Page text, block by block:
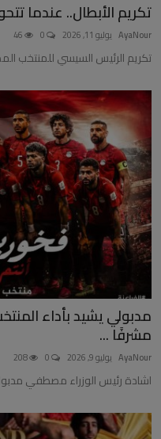
تكريم الأبطال.. عندما
AyaNour يوليو 11, 2026
تكريم الرئيس السيسي للمنتخب
مدبولي يشيد بأداء
مشرفًا ...
AyaNour يوليو 9, 2026
اشادة رئيس الوزراء مصطفي